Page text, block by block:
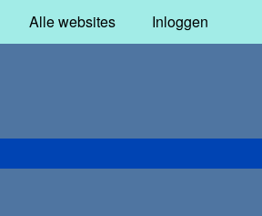
Alle websites Inloggen